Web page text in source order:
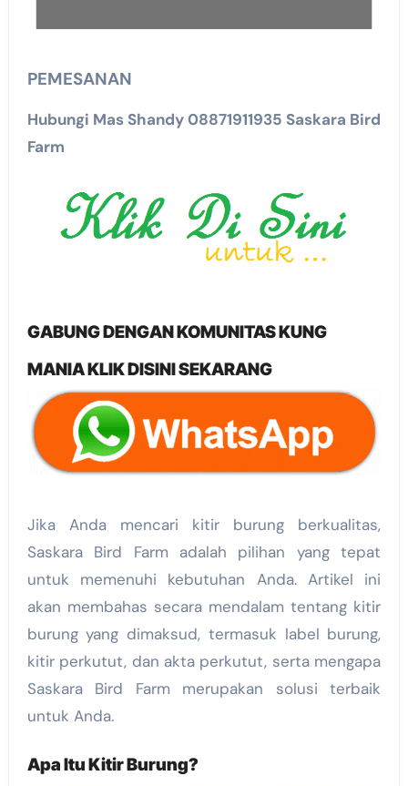
PEMESANAN
Hubungi Mas Shandy 08871911935 Saskara Bird
Farm
GABUNG DENGAN KOMUNITAS KUNG
MANIA KLIK DISINI SEKARANG
Jika Anda mencari kitir burung berkualitas,
Saskara Bird Farm adalah pilihan yang tepat
untuk memenuhi kebutuhan Anda. Artikel ini
akan membahas secara mendalam tentang kitir
burung yang dimaksud, termasuk label burung,
kitir perkutut, dan akta perkutut, serta mengapa
Saskara Bird Farm merupakan solusi terbaik
untuk Anda.
Apa Itu Kitir Burung?